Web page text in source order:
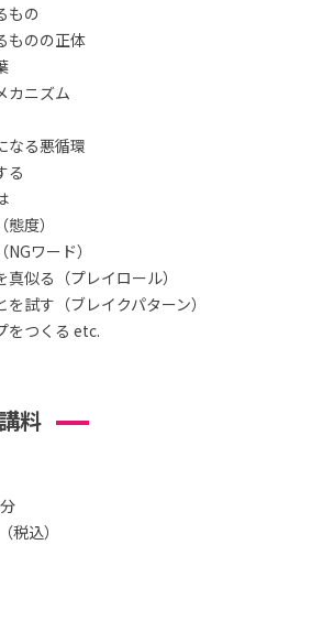
もの
ものの正体
カニズム
なる悪循環
る
度）
ワード）
似る（プレイロール）
試す（ブレイクパターン）
をつくる etc.
料
税込）